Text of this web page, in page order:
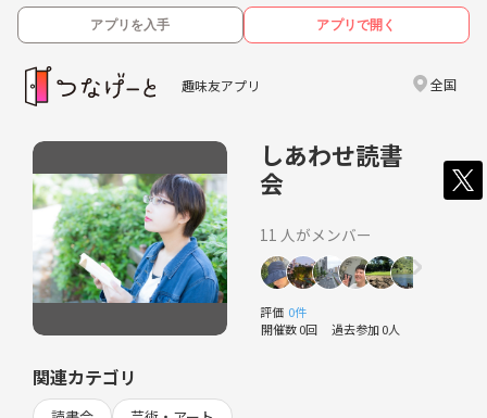
アプリを入手 アプリで開く
趣味友アプリ 全国
しあわせ読書
会
11 人がメンバー
評価 0件
開催数 0回 過去参加 0人
関連カテゴリ